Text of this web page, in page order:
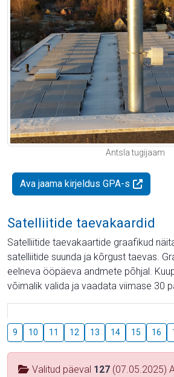
Antsla tugijaam
Ava jaama kirjeldus GPA-s
Satelliitide taevakaardid
Satelliitide taevakaartide graafikud
satelliitide suunda ja kõrgust taevas.
eelneva ööpäeva andmete põhjal.
võimalik valida ja vaadata viimase 30
9 10 11 12 13 14 15 16
Valitud päeval 127 (07.05.2025)